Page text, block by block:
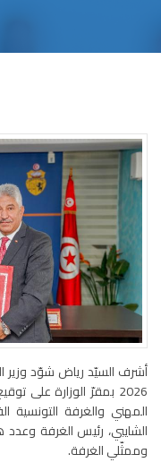
2026 بمقرّ الوزارة على
المهني والغرفة التونسية
الشايبي، رئيس الغرفة وعدد
وممثّلي الغرفة.